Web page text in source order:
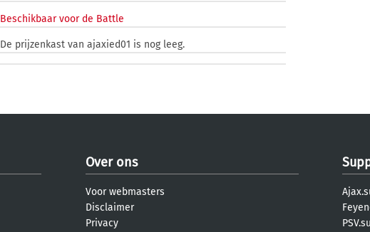
Beschikbaar voor de Battle
De prijzenkast van ajaxied01 is nog leeg.
Over ons
Voor webmasters
Disclaimer
Privacy